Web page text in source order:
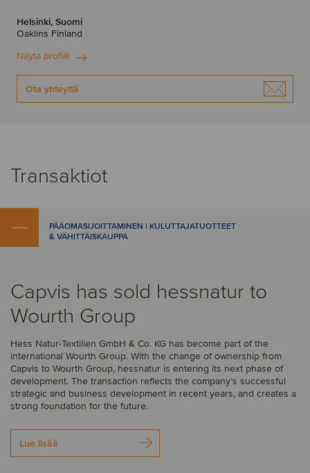
Helsinki, Suomi
Oaklins Finland
Näytä profiili
Ota yhteyttä
Transaktiot
PÄÄOMASIJOITTAMINEN | KULUTTAJATUOTTEET
& VÄHITTÄISKAUPPA
Capvis has sold hessnatur to
Wourth Group
Hess Natur-Textilien GmbH & Co. KG has become part of the
international Wourth Group. With the change of ownership from
Capvis to Wourth Group, hessnatur is entering its next phase of
development. The transaction reflects the company’s successful
strategic and business development in recent years, and creates a
strong foundation for the future.
Lue lisää